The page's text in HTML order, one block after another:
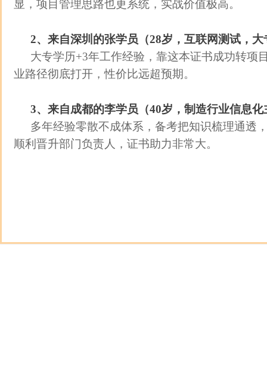
显，项目管理思路也更系统，实战价值极高。
2、来自深圳的张学员（28岁，互联网测试，大
大专学历+3年工作经验，靠这本证书成功转项
业路径彻底打开，性价比远超预期。
3、来自成都的李学员（40岁，制造行业信息
多年经验零散不成体系，备考把知识梳理通透
顺利晋升部门负责人，证书助力非常大。